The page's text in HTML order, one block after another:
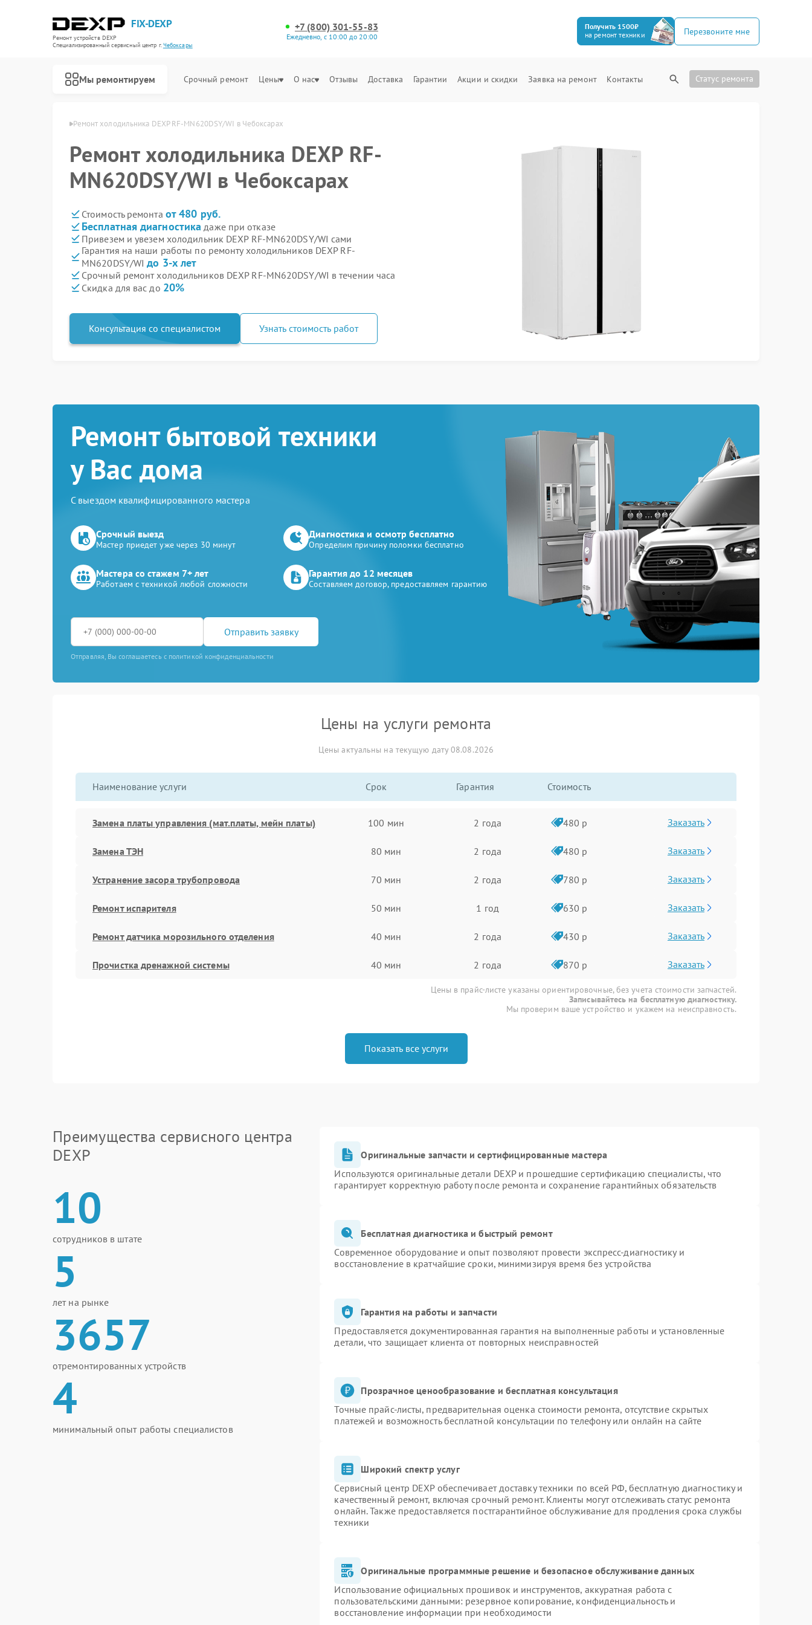
FIX-DEXP
Ремонт устройств DEXP
Специализированный cервисный центр г.Чебоксары
+7 (800) 301-55-83
Ежедневно, с 10:00 до 20:00
Получить 1500₽
на ремонт техники
Перезвоните мне
Мы ремонтируем Срочный ремонт Цены О нас Отзывы Доставка Гарантии Акции и скидки Заявка на ремонт Контакты Статус ремонта
Ремонт холодильника DEXP RF-MN620DSY/WI в Чебоксарах
Ремонт холодильника DEXP RF-
MN620DSY/WI в Чебоксарах
Стоимость ремонта от 480 руб.
Бесплатная диагностика даже при отказе
Привезем и увезем холодильник DEXP RF-MN620DSY/WI сами
Гарантия на наши работы по ремонту холодильников DEXP RF-
MN620DSY/WIдо 3-х лет
Срочный ремонт холодильников DEXP RF-MN620DSY/WI в течении часа
Скидка для вас до 20%
Консультация со специалистом Узнать стоимость работ
Ремонт бытовой техники
у Вас дома
С выездом квалифицированного мастера
Срочный выезд
Мастер приедет уже через 30 минут
Диагностика и осмотр бесплатно
Определим причину поломки бесплатно
Мастера со стажем 7+ лет
Работаем с техникой любой сложности
Гарантия до 12 месяцев
Составляем договор, предоставляем гарантию
Отправить заявку
Отправляя, Вы соглашаетесь с политикой конфиденциальности
Цены на услуги ремонта
Цены актуальны на текущую дату 08.08.2026
Наименование услуги Срок Гарантия Стоимость
Замена платы управления (мат.платы, мейн платы) 100 мин 2 года 480 р Заказать
Замена ТЭН 80 мин 2 года 480 р Заказать
Устранение засора трубопровода 70 мин 2 года 780 р Заказать
Ремонт испарителя 50 мин 1 год 630 р Заказать
Ремонт датчика морозильного отделения 40 мин 2 года 430 р Заказать
Прочистка дренажной системы 40 мин 2 года 870 р Заказать
Цены в прайс-листе указаны ориентировочные, без учета стоимости запчастей.
Записывайтесь на бесплатную диагностику.
Мы проверим ваше устройство и укажем на неисправность.
Показать все услуги
Преимущества сервисного центра
DEXP
10
сотрудников в штате
5
лет на рынке
3657
отремонтированных устройств
4
минимальный опыт работы специалистов
Оригинальные запчасти и сертифицированные мастера
Используются оригинальные детали DEXP и прошедшие сертификацию специалисты, что
гарантирует корректную работу после ремонта и сохранение гарантийных обязательств
Бесплатная диагностика и быстрый ремонт
Современное оборудование и опыт позволяют провести экспресс-диагностику и
восстановление в кратчайшие сроки, минимизируя время без устройства
Гарантия на работы и запчасти
Предоставляется документированная гарантия на выполненные работы и установленные
детали, что защищает клиента от повторных неисправностей
Прозрачное ценообразование и бесплатная консультация
Точные прайс-листы, предварительная оценка стоимости ремонта, отсутствие скрытых
платежей и возможность бесплатной консультации по телефону или онлайн на сайте
Широкий спектр услуг
Сервисный центр DEXP обеспечивает доставку техники по всей РФ, бесплатную диагностику и
качественный ремонт, включая срочный ремонт. Клиенты могут отслеживать статус ремонта
онлайн. Также предоставляется постгарантийное обслуживание для продления срока службы
техники
Оригинальные программные решение и безопасное обслуживание данных
Использование официальных прошивок и инструментов, аккуратная работа с
пользовательскими данными: резервное копирование, конфиденциальность и
восстановление информации при необходимости